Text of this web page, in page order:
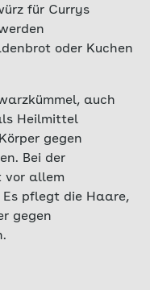
für Currys
oder Kuchen
auch
Heilmittel
gegen
Bei der
vor allem
Es pflegt die Haare,
gegen